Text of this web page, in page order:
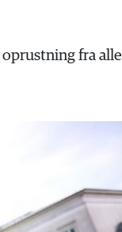
fra alle